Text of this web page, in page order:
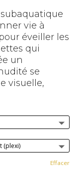
vie à
éveiller les
qui
un
se
visuelle,
Effacer